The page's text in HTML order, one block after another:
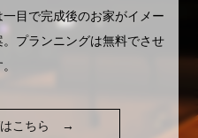
目で完成後のお家がイメー
。プランニングは無料でさせ
こちら →